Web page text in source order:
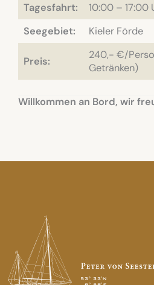
Tagesfahrt:
10:00 – 17:00
Seegebiet:
Kieler Förde
Preis:
240,- €/
Getränken)
Willkommen an Bord, wir